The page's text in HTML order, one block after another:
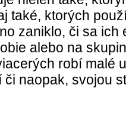
také, ktorých
zaniklo, či sa ich
alebo na
robí malé
či naopak, svojou